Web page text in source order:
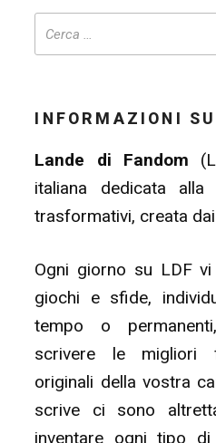
INFORMAZIONI
Lande di Fandom
italiana dedicata
trasformativi, creata
Ogni giorno su LDF
giochi e sfide,
tempo o
scrivere le migliori
originali della vostra
scrive ci sono
inventare ogni tipo di